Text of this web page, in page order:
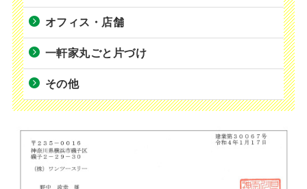
オフィス・店舗
一軒家丸ごと片づけ
その他